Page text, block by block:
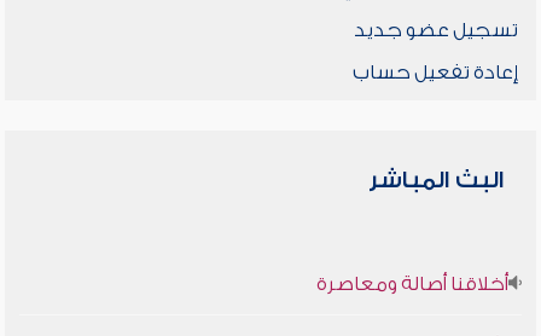
تسجيل عضو جديد
إعادة تفعيل حساب
البث المباشر
أخلاقنا أصالة ومعاصرة